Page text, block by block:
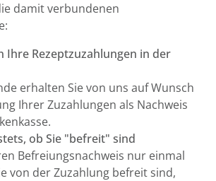
damit verbundenen
Ihre Rezeptzuzahlungen in der
erhalten Sie von uns auf Wunsch
Ihrer Zuzahlungen als Nachweis
ob Sie "befreit" sind
Befreiungsnachweis nur einmal
von der Zuzahlung befreit sind,